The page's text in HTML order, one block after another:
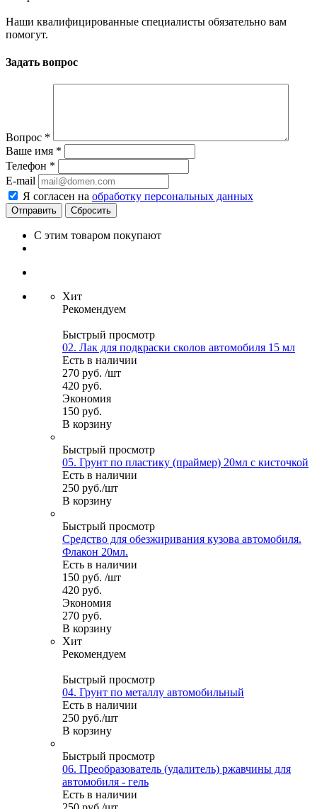
Наши квалифицированные специалисты обязательно вам
помогут.
Задать вопрос
Вопрос *
Ваше имя *
Телефон *
E-mail
Я согласен на обработку персональных данных
Сбросить
С этим товаром покупают
Хит
Рекомендуем
Быстрый просмотр
02. Лак для подкраски сколов автомобиля 15 мл
Есть в наличии
270 руб. /шт
420 руб.
Экономия
150 руб.
В корзину
Быстрый просмотр
05. Грунт по пластику (праймер) 20мл с кисточкой
Есть в наличии
250 руб./шт
В корзину
Быстрый просмотр
Средство для обезжиривания кузова автомобиля.
Флакон 20мл.
Есть в наличии
150 руб. /шт
420 руб.
Экономия
270 руб.
В корзину
Хит
Рекомендуем
Быстрый просмотр
04. Грунт по металлу автомобильный
Есть в наличии
250 руб./шт
В корзину
Быстрый просмотр
06. Преобразователь (удалитель) ржавчины для
автомобиля - гель
Есть в наличии